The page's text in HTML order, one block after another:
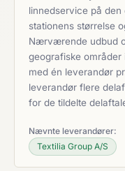
linnedservice på
stationens størrelse
Nærværende udbud
geografiske områder
med én leverandør
leverandør flere
for de tildelte
Nævnte leverandører:
Textilia Group A/S